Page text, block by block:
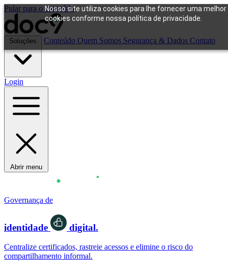
Nosso site utiliza cookies para lhe fornecer uma
cookies conforme nossa política de privacidade.
Pular para o conteúdo
Soluções Conteúdo Quem Somos Segurança & Dados Contato
Login
Abrir menu
Governança de
identidade digital.
Centralize certificados, rastreie acessos e elimine o risco do
compartilhamento informal.